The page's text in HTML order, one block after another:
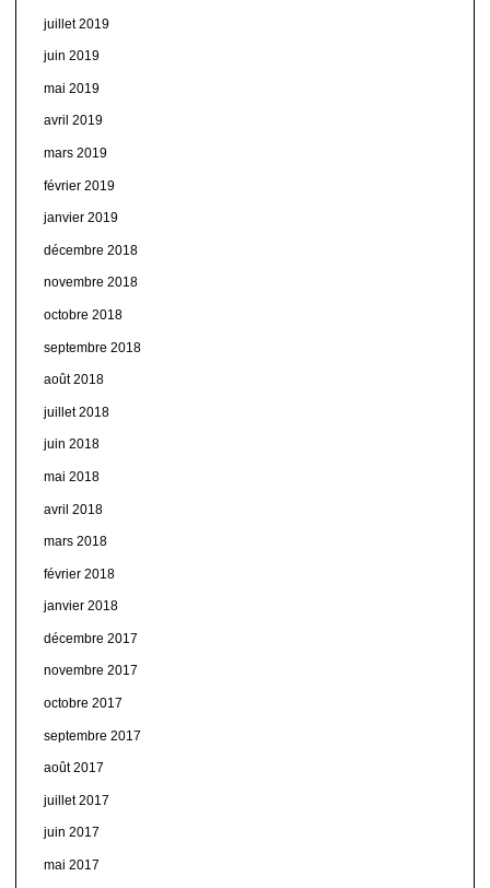
juillet 2019
juin 2019
mai 2019
avril 2019
mars 2019
février 2019
janvier 2019
décembre 2018
novembre 2018
octobre 2018
septembre 2018
août 2018
juillet 2018
juin 2018
mai 2018
avril 2018
mars 2018
février 2018
janvier 2018
décembre 2017
novembre 2017
octobre 2017
septembre 2017
août 2017
juillet 2017
juin 2017
mai 2017